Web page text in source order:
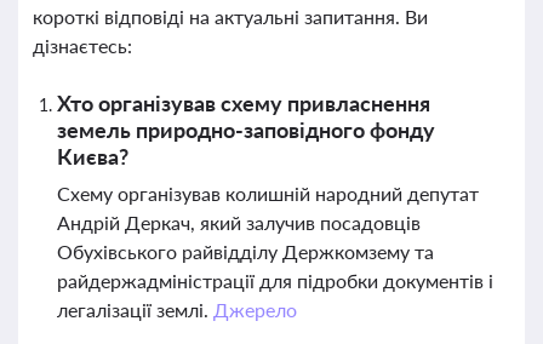
короткі відповіді на актуальні запитання. Ви
дізнаєтесь:
Хто організував схему привласнення
земель природно-заповідного фонду
Києва?
Схему організував колишній народний депутат
Андрій Деркач, який залучив посадовців
Обухівського райвідділу Держкомзему та
райдержадміністрації для підробки документів і
легалізації землі. Джерело